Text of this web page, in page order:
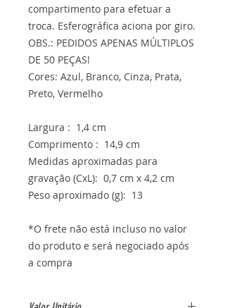
compartimento para efetuar a
troca. Esferográfica aciona por giro.
OBS.: PEDIDOS APENAS MÚLTIPLOS
DE 50 PEÇAS!
Cores: Azul, Branco, Cinza, Prata,
Preto, Vermelho
Largura : 1,4 cm
Comprimento : 14,9 cm
Medidas aproximadas para
gravação (CxL): 0,7 cm x 4,2 cm
Peso aproximado (g): 13
*O frete não está incluso no valor
do produto e será negociado após
a compra